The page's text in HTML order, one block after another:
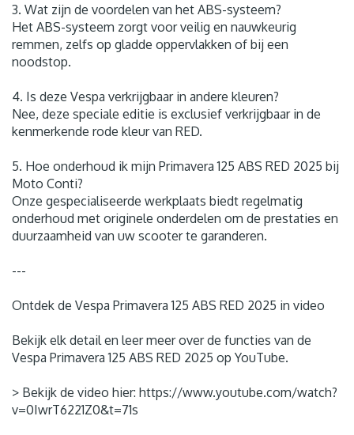
3. Wat zijn de voordelen van het ABS-systeem?
Het ABS-systeem zorgt voor veilig en nauwkeurig
remmen, zelfs op gladde oppervlakken of bij een
noodstop.
4. Is deze Vespa verkrijgbaar in andere kleuren?
Nee, deze speciale editie is exclusief verkrijgbaar in de
kenmerkende rode kleur van RED.
5. Hoe onderhoud ik mijn Primavera 125 ABS RED 2025 bij
Moto Conti?
Onze gespecialiseerde werkplaats biedt regelmatig
onderhoud met originele onderdelen om de prestaties en
duurzaamheid van uw scooter te garanderen.
---
Ontdek de Vespa Primavera 125 ABS RED 2025 in video
Bekijk elk detail en leer meer over de functies van de
Vespa Primavera 125 ABS RED 2025 op YouTube.
> Bekijk de video hier: https://www.youtube.com/watch?
v=0IwrT6221Z0&t=71s